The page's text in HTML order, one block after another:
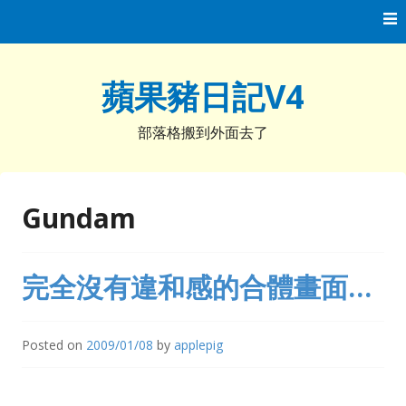
蘋果豬日記V4
部落格搬到外面去了
Gundam
完全沒有違和感的合體畫面…
Posted on 2009/01/08 by applepig